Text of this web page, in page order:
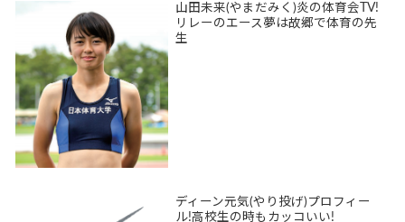
山田未来(やまだみく)炎の体育会TV!
リレーのエース夢は故郷で体育の先
生
ディーン元気(やり投げ)プロフィー
ル!高校生の時もカッコいい!